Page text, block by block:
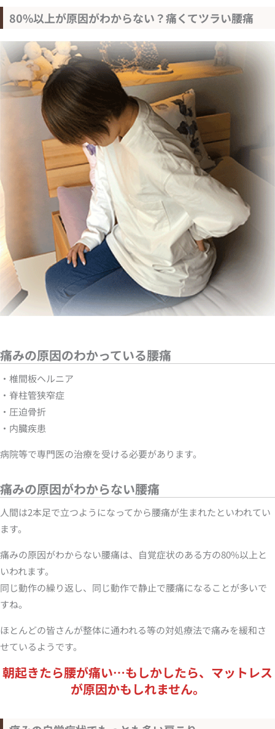
80%以上が原因がわからない？痛くてツラい腰痛
痛みの原因のわかっている腰痛
・椎間板ヘルニア
・脊柱管狭窄症
・圧迫骨折
・内臓疾患
病院等で専門医の治療を受ける必要があります。
痛みの原因がわからない腰痛
人間は2本足で立つようになってから腰痛が生まれたといわれてい
ます。
痛みの原因がわからない腰痛は、自覚症状のある方の80%以上と
いわれます。
同じ動作の繰り返し、同じ動作で静止で腰痛になることが多いで
すね。
ほとんどの皆さんが整体に通われる等の対処療法で痛みを緩和さ
せているようです。
朝起きたら腰が痛い…もしかしたら、マットレス
が原因かもしれません。